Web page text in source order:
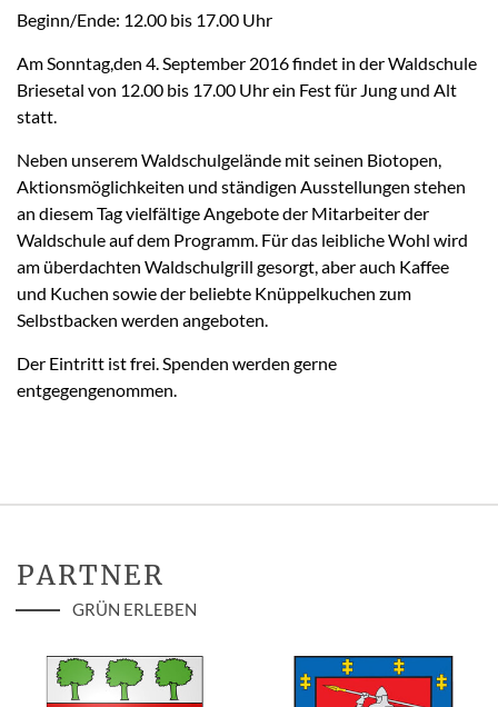
Beginn/Ende: 12.00 bis 17.00 Uhr
Am Sonntag,den 4. September 2016 findet in der Waldschule
Briesetal von 12.00 bis 17.00 Uhr ein Fest für Jung und Alt
statt.
Neben unserem Waldschulgelände mit seinen Biotopen,
Aktionsmöglichkeiten und ständigen Ausstellungen stehen
an diesem Tag vielfältige Angebote der Mitarbeiter der
Waldschule auf dem Programm. Für das leibliche Wohl wird
am überdachten Waldschulgrill gesorgt, aber auch Kaffee
und Kuchen sowie der beliebte Knüppelkuchen zum
Selbstbacken werden angeboten.
Der Eintritt ist frei. Spenden werden gerne
entgegengenommen.
PARTNER
GRÜN ERLEBEN